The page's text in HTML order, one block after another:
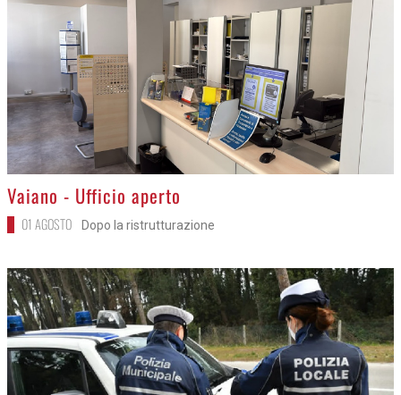
>
Vaiano - Ufficio aperto
01 AGOSTO Dopo la ristrutturazione